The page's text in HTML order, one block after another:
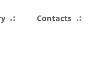
Contacts